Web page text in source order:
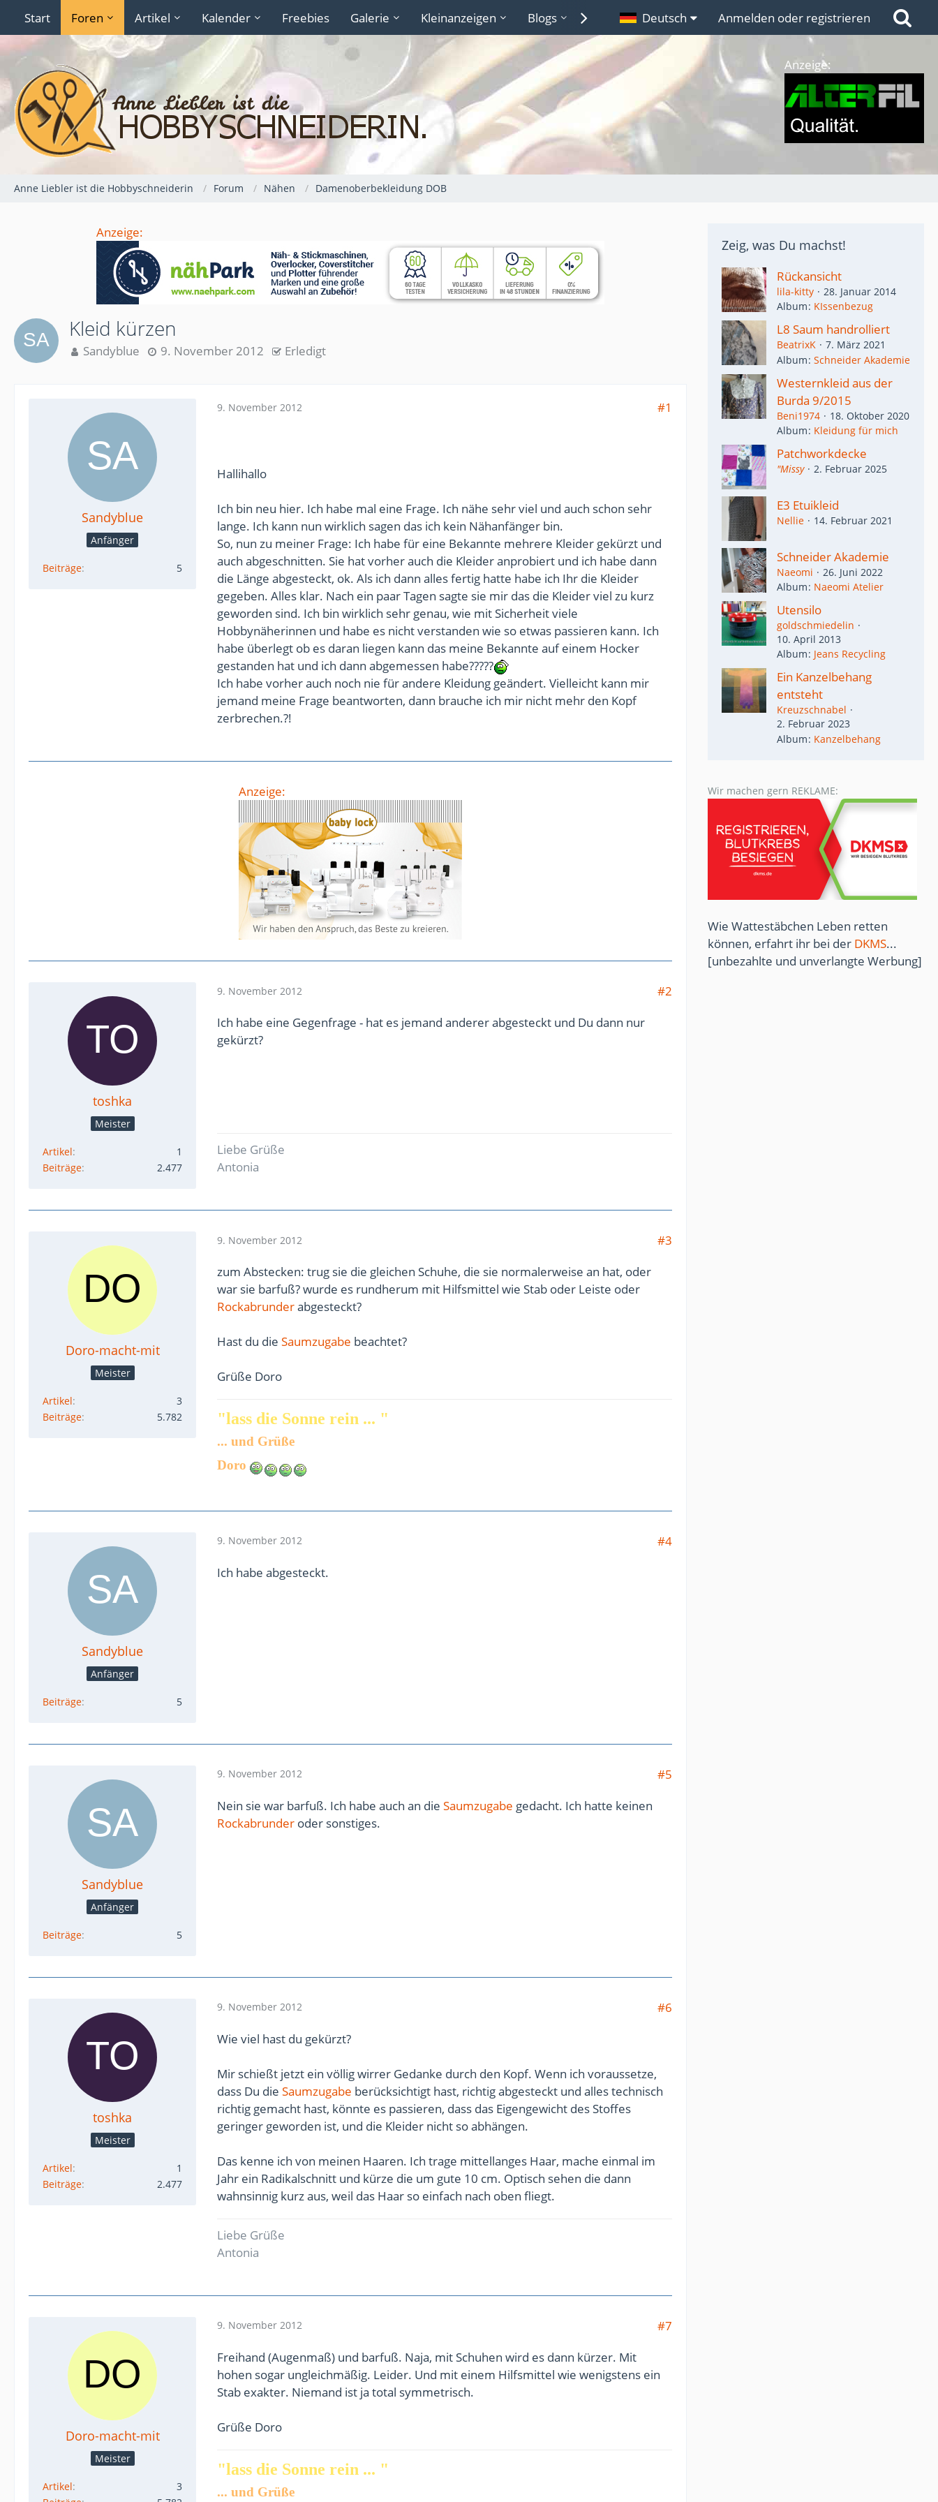
Start Foren Artikel Kalender Freebies Galerie Kleinanzeigen Blogs Lexikon Links
Deutsch Anmelden oder registrieren
Anzeige:
Anne Liebler ist die Hobbyschneiderin Forum Nähen Damenoberbekleidung DOB
Anzeige:
Kleid kürzen
Sandyblue 9. November 2012 Erledigt
Sandyblue
Anfänger
Beiträge 5
9. November 2012 #1
Hallihallo
Ich bin neu hier. Ich habe mal eine Frage. Ich nähe sehr viel und auch schon sehr
lange. Ich kann nun wirklich sagen das ich kein Nähanfänger bin.
So, nun zu meiner Frage: Ich habe für eine Bekannte mehrere Kleider gekürzt und
auch abgeschnitten. Sie hat vorher auch die Kleider anprobiert und ich habe dann
die Länge abgesteckt, ok. Als ich dann alles fertig hatte habe ich Ihr die Kleider
gegeben. Alles klar. Nach ein paar Tagen sagte sie mir das die Kleider viel zu kurz
geworden sind. Ich bin wirklich sehr genau, wie mit Sicherheit viele
Hobbynäherinnen und habe es nicht verstanden wie so etwas passieren kann. Ich
habe überlegt ob es daran liegen kann das meine Bekannte auf einem Hocker
gestanden hat und ich dann abgemessen habe?????
Ich habe vorher auch noch nie für andere Kleidung geändert. Vielleicht kann mir
jemand meine Frage beantworten, dann brauche ich mir nicht mehr den Kopf
zerbrechen.?!
Anzeige:
toshka
Meister
Artikel
1
Beiträge
2.477
9. November 2012
#2
Ich habe eine Gegenfrage - hat es jemand anderer abgesteckt und Du dann nur
gekürzt?
Liebe Grüße
Antonia
Doro-macht-mit
Meister
Artikel
3
Beiträge
5.782
9. November 2012
#3
zum Abstecken: trug sie die gleichen Schuhe, die sie normalerweise an hat, oder
war sie barfuß? wurde es rundherum mit Hilfsmittel wie Stab oder Leiste oder
Rockabrunderabgesteckt?
Hast du die Saumzugabe beachtet?
Grüße Doro
"lass die Sonne rein ... "
... und Grüße
Doro
Sandyblue
Anfänger
Beiträge 5
9. November 2012
#4
Ich habe abgesteckt.
Sandyblue
Anfänger
Beiträge 5
9. November 2012
#5
Nein sie war barfuß. Ich habe auch an die Saumzugabe gedacht. Ich hatte keinen
Rockabrunder oder sonstiges.
toshka
Meister
Artikel
1
Beiträge
2.477
9. November 2012
#6
Wie viel hast du gekürzt?
Mir schießt jetzt ein völlig wirrer Gedanke durch den Kopf. Wenn ich voraussetze,
dass Du die Saumzugabe berücksichtigt hast, richtig abgesteckt und alles technisch
richtig gemacht hast, könnte es passieren, dass das Eigengewicht des Stoffes
geringer geworden ist, und die Kleider nicht so abhängen.
Das kenne ich von meinen Haaren. Ich trage mittellanges Haar, mache einmal im
Jahr ein Radikalschnitt und kürze die um gute 10 cm. Optisch sehen die dann
wahnsinnig kurz aus, weil das Haar so einfach nach oben fliegt.
Liebe Grüße
Antonia
Doro-macht-mit
Meister
Artikel
3
9. November 2012
#7
Freihand (Augenmaß) und barfuß. Naja, mit Schuhen wird es dann kürzer. Mit
hohen sogar ungleichmäßig. Leider. Und mit einem Hilfsmittel wie wenigstens ein
Stab exakter. Niemand ist ja total symmetrisch.
Grüße Doro
"lass die Sonne rein ... "
... und Grüße
Zeig, was Du machst!
Rückansicht
lila-kitty
28. Januar 2014
Album KIssenbezug
L8 Saum handrolliert
BeatrixK
7. März 2021
Album Schneider Akademie
Westernkleid aus der
Burda 9/2015
Beni1974
18. Oktober 2020
Album Kleidung für mich
Patchworkdecke
"Missy 2. Februar 2025
E3 Etuikleid
Nellie 14. Februar 2021
Schneider Akademie
Naeomi
26. Juni 2022
Album Naeomi Atelier
Utensilo
goldschmiedelin
10. April 2013
Album Jeans Recycling
Ein Kanzelbehang
entsteht
Kreuzschnabel
2. Februar 2023
Album Kanzelbehang
Wir machen gern REKLAME:
Wie Wattestäbchen Leben retten
können, erfahrt ihr bei der DKMS...
[unbezahlte und unverlangte Werbung]